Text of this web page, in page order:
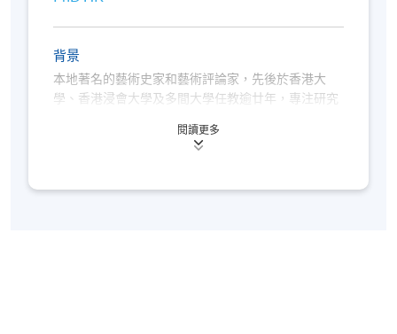
個人報告︰就簡報為基礎，撰寫一份約1000-1500字的
背景
本地著名的藝術史家和藝術評論家，先後於香港大
學、香港浸會大學及多間大學任教逾廿年，專注研究
藝術以外亦有研究視覺文化、烹調和古董車文化。他
至六十年代之香港呠呠車文化》等。
閱讀更多